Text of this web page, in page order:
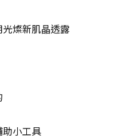
燦新肌晶透露
小工具